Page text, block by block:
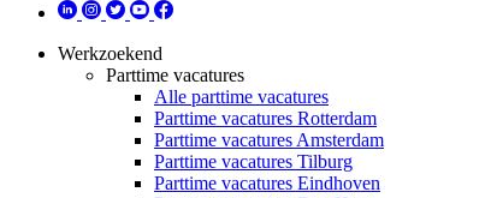
Werkzoekend
Parttime vacatures
Alle parttime vacatures
Parttime vacatures Rotterdam
Parttime vacatures Amsterdam
Parttime vacatures Tilburg
Parttime vacatures Eindhoven